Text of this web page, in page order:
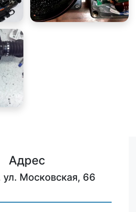
Адрес
ул. Московская, 66